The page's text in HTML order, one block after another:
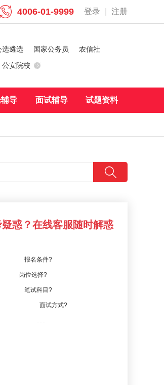
登录 注册
4006-01-9999
选遴选 国家公务员
农信社
公安院校
导 面试辅导 试题资料
惑？在线客服随时解惑
报名条件?
岗位选择?
笔试科目?
面试方式?
......